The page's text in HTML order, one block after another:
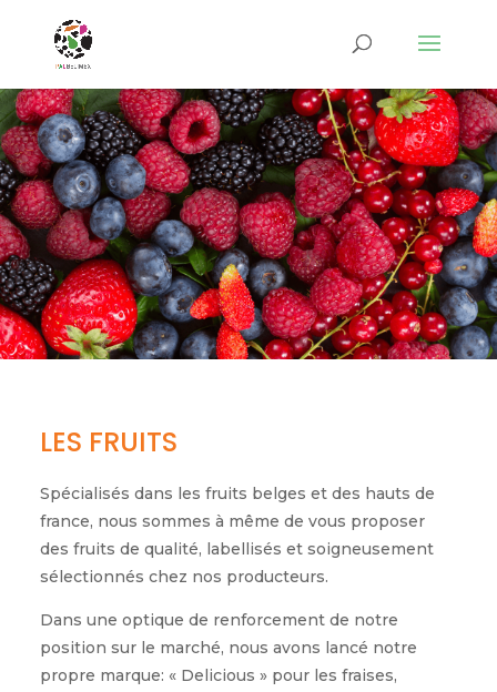
LES FRUITS
Spécialisés dans les fruits belges et des hauts de
france, nous sommes à même de vous proposer
des fruits de qualité, labellisés et soigneusement
sélectionnés chez nos producteurs.
Dans une optique de renforcement de notre
position sur le marché, nous avons lancé notre
propre marque: « Delicious » pour les fraises,